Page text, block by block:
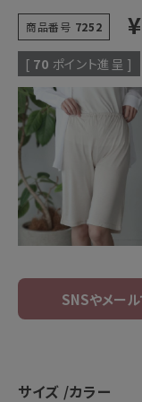
商品番号 7252 ¥
[ 70 ポイント進呈 ]
サイズ カラー